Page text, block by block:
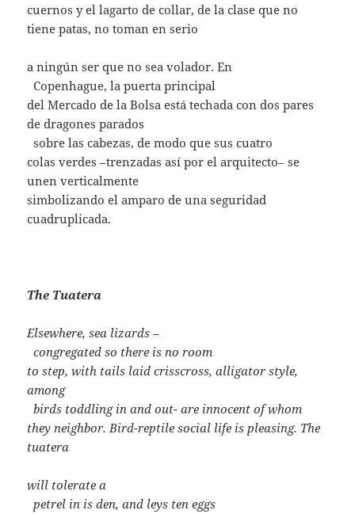
cuernos y el lagarto de collar, de la clase que no
tiene patas, no toman en serio
a ningún ser que no sea volador. En
..Copenhague, la puerta principal
del Mercado de la Bolsa está techada con dos pares
de dragones parados
..sobre las cabezas, de modo que sus cuatro
colas verdes –trenzadas así por el arquitecto– se
unen verticalmente
simbolizando el amparo de una seguridad
cuadruplicada.
The Tuatera
Elsewhere, sea lizards –
..congregated so there is no room
to step, with tails laid crisscross, alligator style,
among
..birds toddling in and out- are innocent of whom
they neighbor. Bird-reptile social life is pleasing. The
tuatera
will tolerate a
..petrel in is den, and leys ten eggs